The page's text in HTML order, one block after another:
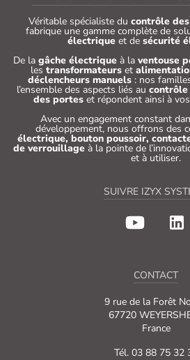
Véritable spécialiste du contrôle
fabrique une gamme complète de
électrique et de sécurité
De la gâche électriqueà la ventouse
les transformateurset
déclencheurs manuels: nos
l’ensemble des aspects liés au contrôle
des porteset répondent ainsi à
Avec un engagement constant
développement, nous offrons des
électrique, bouton poussoir,
de verrouillage à la pointe de
et à utiliser.
SUIVRE IZYX
CONTACT
9 rue de la Forêt
67720
France
Tél. 03 88 75 32